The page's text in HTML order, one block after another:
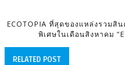
ECOTOPIA ที่สุดของแหล่งรวม
พิเศษในเดือนสิงหาคม
RELATED POST